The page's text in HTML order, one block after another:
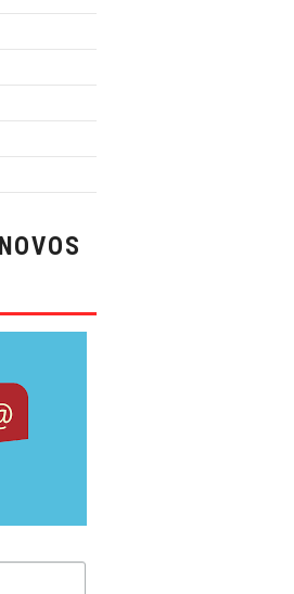
<ul> <ol start=""> <li> <img src=""